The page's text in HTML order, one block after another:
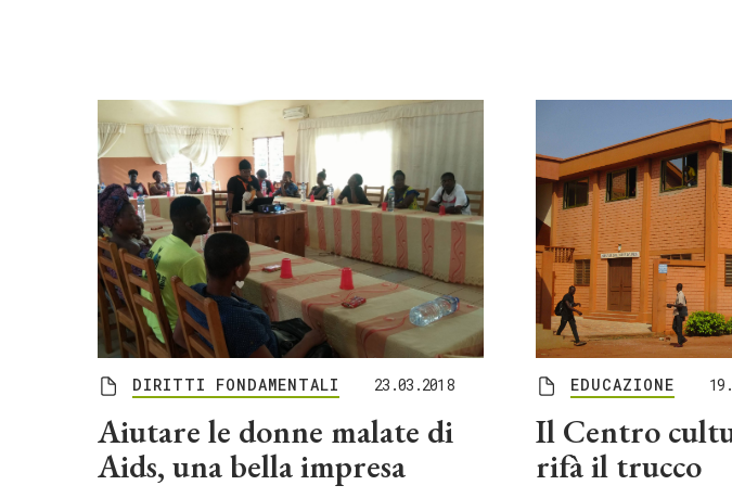
DIRITTI FONDAMENTALI 23.03.2018
Aiutare le donne malate di
Aids, una bella impresa
EDUCAZIONE
Il Centro
rifà il trucco